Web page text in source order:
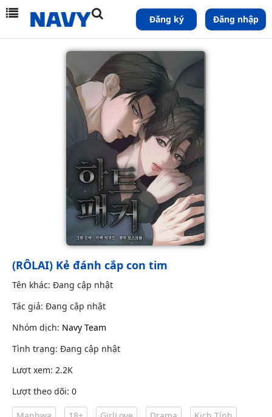
Đăng ký Đăng nhập
(RÔLAI) Kẻ đánh cắp con tim
Tên khác: Đang cập nhật
Tác giả: Đang cập nhật
Nhóm dịch: Navy Team
Tình trạng: Đang cập nhật
Lượt xem: 2.2K
Lượt theo dõi: 0